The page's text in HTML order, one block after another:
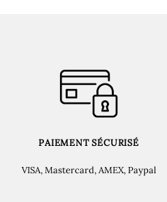
PAIEMENT SÉCURISÉ
VISA, Mastercard, AMEX, Paypal